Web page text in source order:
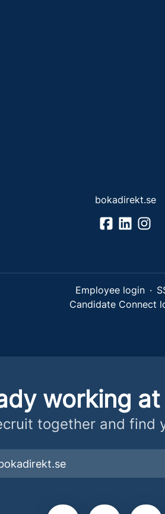
bokadirekt.se
Employee login ·
Candidate Connect
working
together and find